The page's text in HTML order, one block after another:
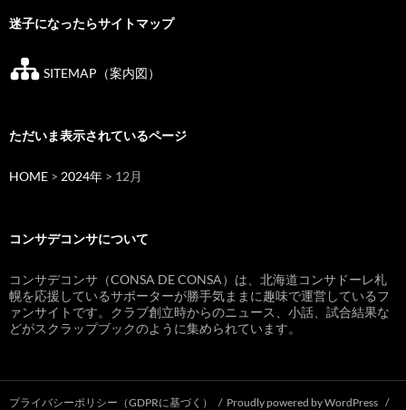
迷子になったらサイトマップ
SITEMAP（案内図）
ただいま表示されているページ
HOME > 2024年 > 12月
コンサデコンサについて
コンサデコンサ（CONSA DE CONSA）は、北海道コンサドーレ札
幌を応援しているサポーターが勝手気ままに趣味で運営しているフ
ァンサイトです。クラブ創立時からのニュース、小話、試合結果な
どがスクラップブックのように集められています。
プライバシーポリシー（GDPRに基づく） Proudly powered by WordPress